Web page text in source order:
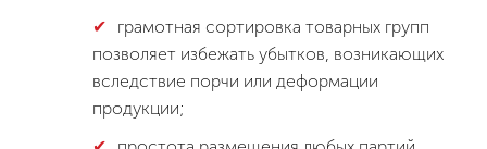
грамотная сортировка товарных групп
позволяет избежать убытков, возникающих
вследствие порчи или деформации
продукции;